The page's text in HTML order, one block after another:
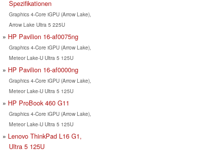
Spezifikationen
Graphics 4-Core iGPU (Arrow Lake),
Arrow Lake Ultra 5 225U
HP Pavilion 16-af0075ng
Graphics 4-Core iGPU (Arrow Lake),
Meteor Lake-U Ultra 5 125U
HP Pavilion 16-af0000ng
Graphics 4-Core iGPU (Arrow Lake),
Meteor Lake-U Ultra 5 125U
HP ProBook 460 G11
Graphics 4-Core iGPU (Arrow Lake),
Meteor Lake-U Ultra 5 125U
Lenovo ThinkPad L16 G1,
Ultra 5 125U